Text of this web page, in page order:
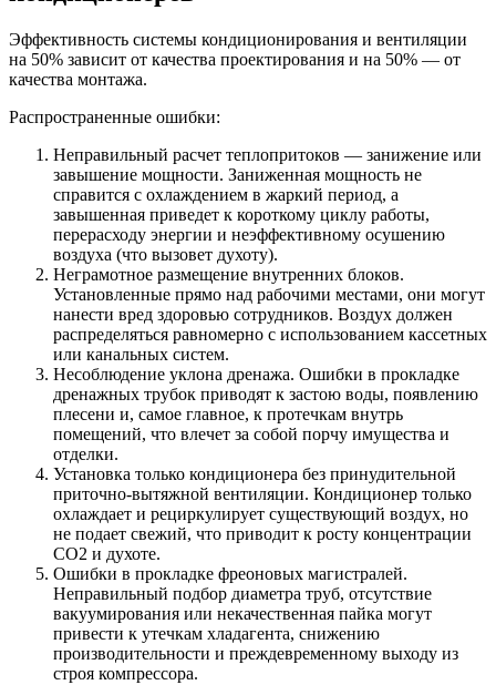
Эффективность системы кондиционирования и вентиляции
на 50% зависит от качества проектирования и на 50% — от
качества монтажа.
Распространенные ошибки:
Неправильный расчет теплопритоков — занижение или
завышение мощности. Заниженная мощность не
справится с охлаждением в жаркий период, а
завышенная приведет к короткому циклу работы,
перерасходу энергии и неэффективному осушению
воздуха (что вызовет духоту).
Неграмотное размещение внутренних блоков.
Установленные прямо над рабочими местами, они могут
нанести вред здоровью сотрудников. Воздух должен
распределяться равномерно с использованием кассетных
или канальных систем.
Несоблюдение уклона дренажа. Ошибки в прокладке
дренажных трубок приводят к застою воды, появлению
плесени и, самое главное, к протечкам внутрь
помещений, что влечет за собой порчу имущества и
отделки.
Установка только кондиционера без принудительной
приточно-вытяжной вентиляции. Кондиционер только
охлаждает и рециркулирует существующий воздух, но
не подает свежий, что приводит к росту концентрации
CO2 и духоте.
Ошибки в прокладке фреоновых магистралей.
Неправильный подбор диаметра труб, отсутствие
вакуумирования или некачественная пайка могут
привести к утечкам хладагента, снижению
производительности и преждевременному выходу из
строя компрессора.